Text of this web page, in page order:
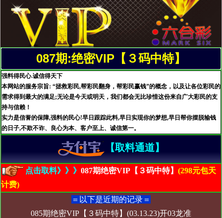
087期:绝密VIP【３码中特】
强料得民心.诚信得天下
本网站的服务宗旨: “拯救彩民,帮彩民翻身，帮彩民赢钱”的概念，以及让各位彩民的
需求得到最大的满足;无论是今天或明天，我们都会无比珍惜这份来自广大彩民的支
持与信赖！
实力是信誉的保障,强料的民心!早日跟踪此料,早日实现你的梦想,早日帮你摆脱输钱
的日子,不欺不诈、良心为本、客户至上、诚信第一。
【取料通道】
点击取料》》》 087期绝密VIP【３码中特】 (298元包天
计费)
＝以下是近期的记录＝
085期绝密VIP【３码中特】(03.13.23)开03龙准